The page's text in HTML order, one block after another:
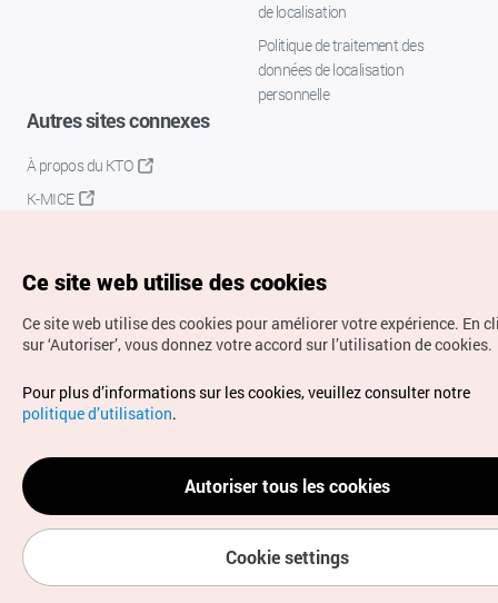
de localisation
Politique de traitement des
données de localisation
personnelle
Autres sites connexes
À propos du KTO
K-MICE
Droits d’auteur (c) Office National du Tourisme en Corée.
Tous droits réservés.
Pour les rapports d'erreurs et demandes de renseignements,
adressez vos demandes à
info.ontc@gmail.com
Ce site web utilise des cookies
Ce site web utilise des cookies pour améliorer votre expérience. En
sur ‘Autoriser’, vous donnez votre accord sur l’utilisation de cookies.
Pour plus d’informations sur les cookies, veuillez consulter notre
politique d’utilisation.
Autoriser tous les cookies
Cookie settings